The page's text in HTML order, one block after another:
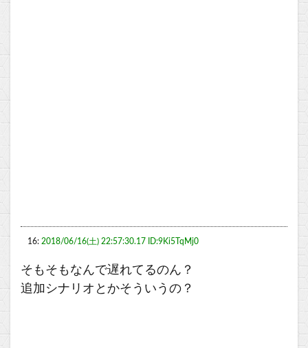
16: 2018/06/16(土) 22:57:30.17 ID:9Ki5TqMj0
そもそもなんで遅れてるのん？
追加シナリオとかそういうの？